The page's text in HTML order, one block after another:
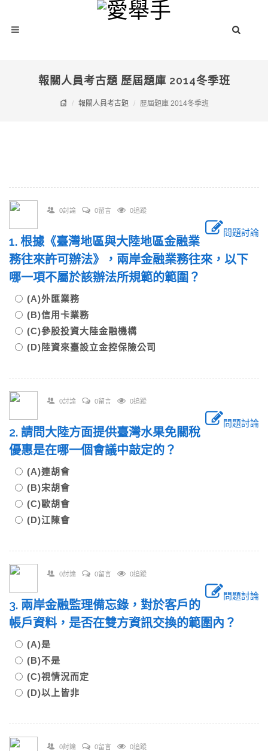
報關人員考古題 歷屆題庫 2014冬季班
報關人員考古題 歷屆題庫 2014冬季班
0討論 0留言 0追蹤
問題討論
1. 根據《臺灣地區與大陸地區金融業
務往來許可辦法》，兩岸金融業務往來，以下
哪一項不屬於該辦法所規範的範圍？
(A)外匯業務
(B)信用卡業務
(C)參股投資大陸金融機構
(D)陸資來臺設立金控保險公司
0討論 0留言 0追蹤
問題討論
2. 請問大陸方面提供臺灣水果免關稅
優惠是在哪一個會議中敲定的？
(A)連胡會
(B)宋胡會
(C)歐胡會
(D)江陳會
0討論 0留言 0追蹤
問題討論
3. 兩岸金融監理備忘錄，對於客戶的
帳戶資料，是否在雙方資訊交換的範圍內？
(A)是
(B)不是
(C)視情況而定
(D)以上皆非
0討論 0留言 0追蹤